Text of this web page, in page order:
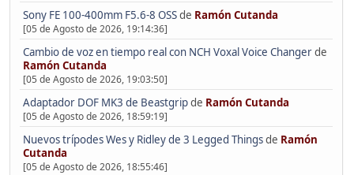
Sony FE 100-400mm F5.6-8 OSSde Ramón Cutanda
[05 de Agosto de 2026, 19:14:36]
Cambio de voz en tiempo real con NCH Voxal Voice Changerde
Ramón Cutanda
[05 de Agosto de 2026, 19:03:50]
Adaptador DOF MK3 de Beastgripde Ramón Cutanda
[05 de Agosto de 2026, 18:59:19]
Nuevos trípodes Wes y Ridley de 3 Legged Thingsde Ramón
Cutanda
[05 de Agosto de 2026, 18:55:46]